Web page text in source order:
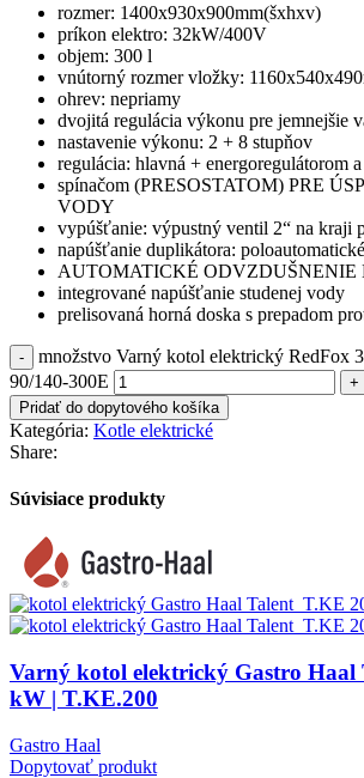
rozmer: 1400x930x900mm(šxhxv)
príkon elektro: 32kW/400V
objem: 300 l
vnútorný rozmer vložky:
ohrev: nepriamy
dvojitá regulácia výkonu pre jemnejšie
nastavenie výkonu: 2 + 8 stupňov
regulácia: hlavná + energoregulátorom
spínačom (PRESOSTATOM) PRE
VODY
vypúšťanie: výpustný ventil 2“ na kraji
napúšťanie duplikátora: poloautomatické
AUTOMATICKÉ
integrované napúšťanie studenej vody
prelisovaná horná doska s prepadom
množstvo Varný kotol elektrický RedFox
90/140-300E
Pridať do dopytového košíka
Kategória: Kotle elektrické
Share:
Súvisiace produkty
Varný kotol elektrický Gastro Haal
kW | T.KE.200
Gastro Haal
Dopytovať produkt